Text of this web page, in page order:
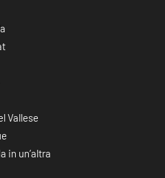
Vallese
in un’altra